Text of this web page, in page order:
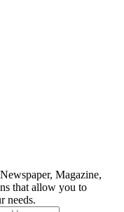
Magazine,
that allow you to
needs.